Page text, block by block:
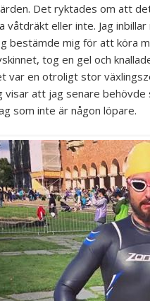
Det ryktades om att
våtdräkt eller inte. Jag
bestämde mig för att köra
tog en gel och
var en otroligt stor
visar att jag senare
som inte är någon löpare.